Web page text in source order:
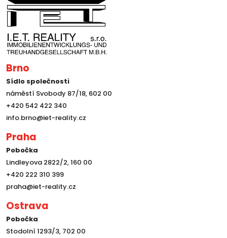
Brno
Sídlo společnosti
náměstí Svobody 87/18, 602 00
+420 542 422 340
info.brno@iet-reality.cz
Praha
Pobočka
Lindleyova 2822/2, 160 00
+420 222 310 399
praha@iet-reality.cz
Ostrava
Pobočka
Stodolní 1293/3, 702 00